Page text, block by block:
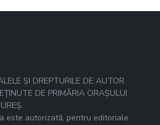
ȘI DREPTURILE DE AUTOR
DE PRIMĂRIA ORAȘULUI
este autorizată, pentru editoriale